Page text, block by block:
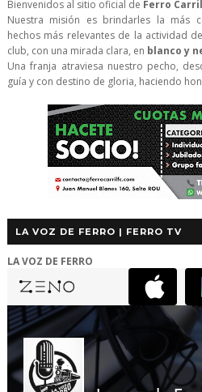
Bienvenidos al sitio oficial de Ferro Carril
Nuestra misión es brindarles la más
hechos más relevantes de la actividad
club, con una mirada clara, en blanco y
Una franja atraviesa nuestro pecho,
guía y con destino de gloria, haciendo
LA VOZ DE FERRO | FERRO TV
LA VOZ DE FERRO